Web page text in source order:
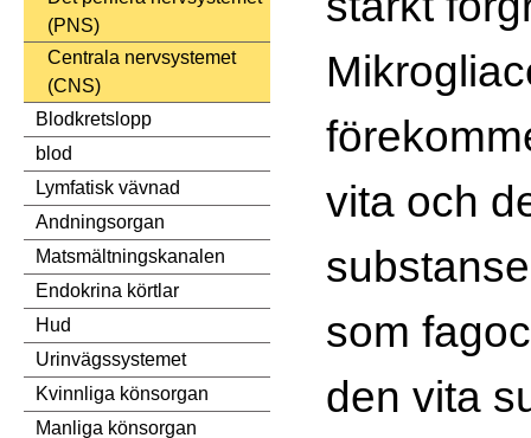
(PNS)
Centrala nervsystemet
(CNS)
Blodkretslopp
blod
Lymfatisk vävnad
Andningsorgan
Matsmältningskanalen
Endokrina körtlar
Hud
Urinvägssystemet
Kvinnliga könsorgan
Manliga könsorgan
vita och
som
den vita